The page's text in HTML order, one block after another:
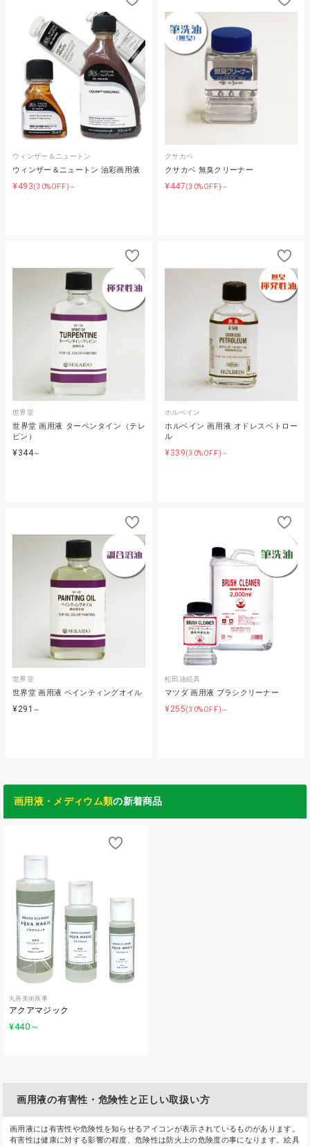
ウィンザー＆ニュートン
ウィンザー＆ニュートン 油彩画用液
¥493(30%OFF)～
クサカベ
クサカベ 無臭クリーナー
¥447(30%OFF)～
世界堂
世界堂 画用液 ターペンタイン（テレ
ピン）
¥344～
ホルベイン
ホルベイン 画用液 オドレスペトロー
ル
¥339(30%OFF)～
世界堂
世界堂 画用液 ペインティングオイル
¥291 ～
松田油絵具
マツダ 画用液 ブラシクリーナー
¥255(30%OFF)～
画用液・メディウム類の新着商品
丸善美術商事
アクアマジック
¥440 ～
画用液の有害性・危険性と正しい取扱い方
画用液には有害性や危険性を知らせるアイコンが表示されているものがあります。
有害性は健康に対する影響の程度、危険性は防火上の危険度の事になります。絵具